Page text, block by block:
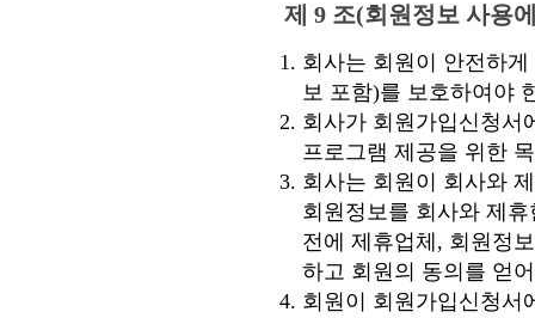
제 9 조(회원정보 사용
회사는 회원이 안전하
보 포함)를 보호하여야
회사가 회원가입신청서
프로그램 제공을 위한
회사는 회원이 회사와
회원정보를 회사와 제
전에 제휴업체, 회원정
하고 회원의 동의를 얻
회원이 회원가입신청서